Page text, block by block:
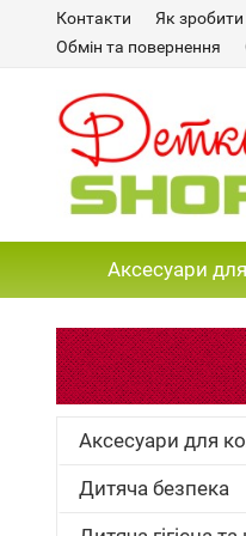
Контакти Як
Обмін та повернення
Аксесуари
Аксесуари для
Дитяча безпека